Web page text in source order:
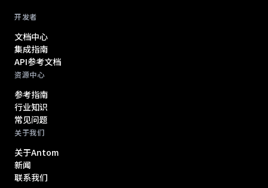
开发者
文档中心
集成指南
API参考文档
资源中心
参考指南
行业知识
常见问题
关于我们
关于Antom
新闻
联系我们